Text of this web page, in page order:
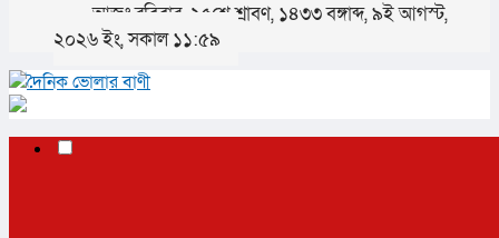
আজঃ রবিবার, ২৫শে শ্রাবণ, ১৪৩৩ বঙ্গাব্দ, ৯ই আগস্ট,
২০২৬ ইং, সকাল ১১:৫৯
✕